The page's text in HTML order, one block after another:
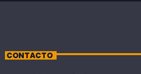
CONTACTO